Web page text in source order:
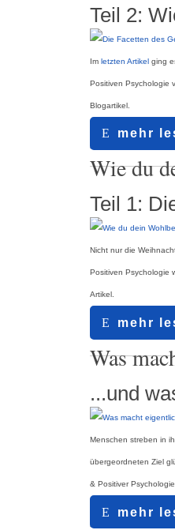
Teil 2:
Imletzten Artikel ging
Positiven Psychologie
Blogartikel.
mehr
Wie du
Teil 1:
29.11.2019
Nicht nur die
Positiven Psychologie
Artikel.
mehr
Was
...und
17.04.2019
Menschen streben in
übergeordneten Ziel
& Positiver
mehr
20.03.2019